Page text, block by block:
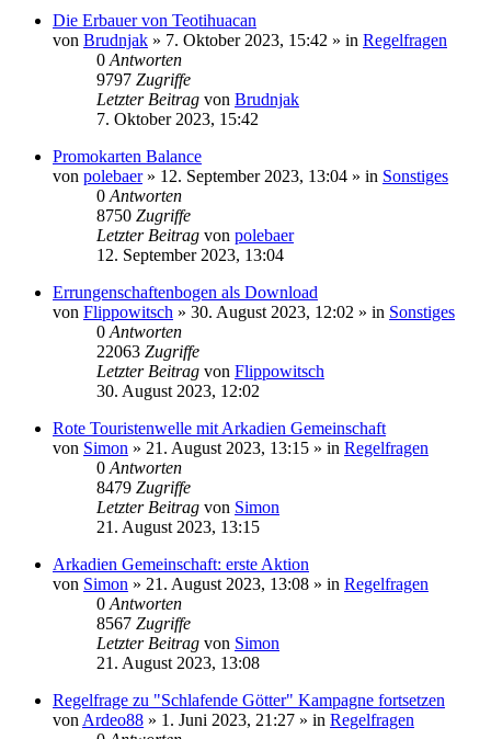
Die Erbauer von Teotihuacan
von Brudnjak » 7. Oktober 2023, 15:42 » in Regelfragen
0 Antworten
9797 Zugriffe
Letzter Beitrag von Brudnjak
7. Oktober 2023, 15:42
Promokarten Balance
von polebaer» 12. September 2023, 13:04 » in Sonstiges
0 Antworten
8750 Zugriffe
Letzter Beitrag von polebaer
12. September 2023, 13:04
Errungenschaftenbogen als Download
von Flippowitsch » 30. August 2023, 12:02 » in Sonstiges
0 Antworten
22063 Zugriffe
Letzter Beitrag von Flippowitsch
30. August 2023, 12:02
Rote Touristenwelle mit Arkadien Gemeinschaft
von Simon » 21. August 2023, 13:15 » in Regelfragen
0 Antworten
8479 Zugriffe
Letzter Beitrag von Simon
21. August 2023, 13:15
Arkadien Gemeinschaft: erste Aktion
von Simon » 21. August 2023, 13:08 » in Regelfragen
0 Antworten
8567 Zugriffe
Letzter Beitrag von Simon
21. August 2023, 13:08
Regelfrage zu "Schlafende Götter" Kampagne fortsetzen
von Ardeo88 » 1. Juni 2023, 21:27 » in Regelfragen